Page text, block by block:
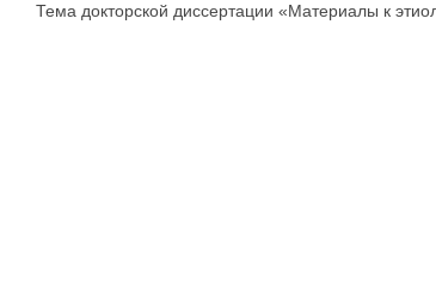
Тема докторской диссертации «Материалы к